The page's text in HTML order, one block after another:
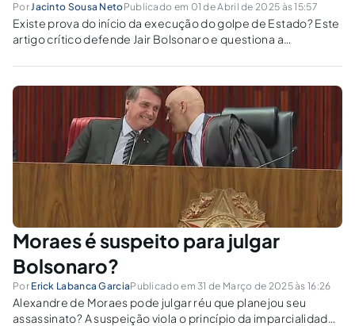
PorJacinto Sousa NetoPublicado em 01 de Abril de 2025 às 15:57
Existe prova do início da execução do golpe de Estado? Este
artigo crítico defende Jair Bolsonaro e questiona a
Moraes é suspeito para julgar
Bolsonaro?
Por Erick Labanca GarciaPublicado em 31 de Março de 2025 às 16:26
Alexandre de Moraes pode julgar réu que planejou seu
assassinato? A suspeição viola o princípio da imparcialidade